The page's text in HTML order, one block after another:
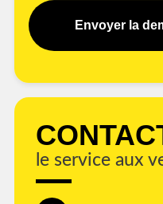
Envoyer la
le service aux